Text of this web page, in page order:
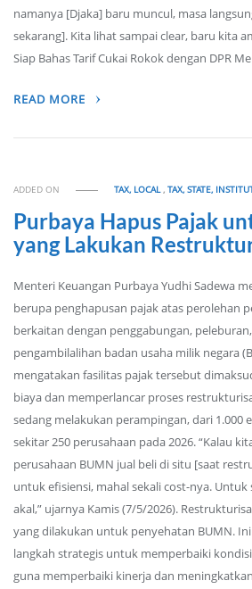
namanya [Djaka] baru muncul, masa
sekarang]. Kita lihat sampai clear, baru kita
Siap Bahas Tarif Cukai Rokok dengan DPR
READ MORE
ADDED ON TAX, LOCAL,TAX, STATE,
Purbaya Hapus Pajak
yang Lakukan
Menteri Keuangan Purbaya Yudhi Sadewa
berupa penghapusan pajak atas perolehan
berkaitan dengan penggabungan,
pengambilalihan badan usaha milik negara
mengatakan fasilitas pajak tersebut
biaya dan memperlancar proses
sedang melakukan perampingan, dari 1.000
sekitar 250 perusahaan pada 2026. “Kalau
perusahaan BUMN jual beli di situ [saat
untuk efisiensi, mahal sekali cost-nya. Untuk
akal,” ujarnya Kamis (7/5/2026).
yang dilakukan untuk penyehatan BUMN.
langkah strategis untuk memperbaiki
guna memperbaiki kinerja dan